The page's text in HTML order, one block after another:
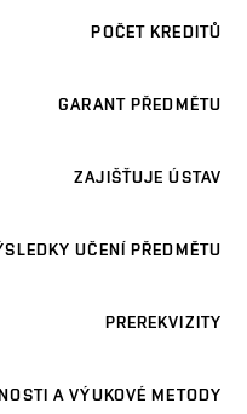
POČET KREDITŮ
GARANT PŘEDMĚTU
ZAJIŠŤUJE ÚSTAV
UČENÍ PŘEDMĚTU
PREREKVIZITY
A VÝUKOVÉ METODY